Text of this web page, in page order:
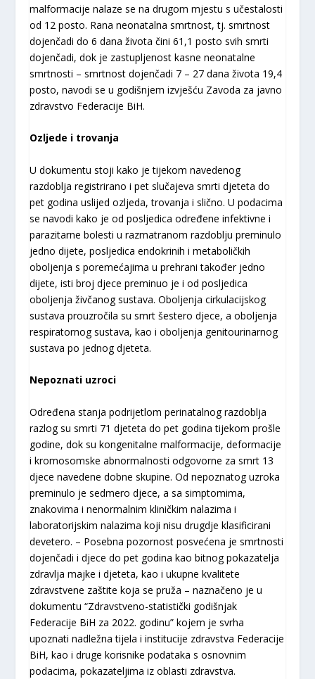
malformacije nalaze se na drugom mjestu s učestalosti
od 12 posto. Rana neonatalna smrtnost, tj. smrtnost
dojenčadi do 6 dana života čini 61,1 posto svih smrti
dojenčadi, dok je zastupljenost kasne neonatalne
smrtnosti – smrtnost dojenčadi 7 – 27 dana života 19,4
posto, navodi se u godišnjem izvješću Zavoda za javno
zdravstvo Federacije BiH.
Ozljede i trovanja
U dokumentu stoji kako je tijekom navedenog
razdoblja registrirano i pet slučajeva smrti djeteta do
pet godina uslijed ozljeda, trovanja i slično. U podacima
se navodi kako je od posljedica određene infektivne i
parazitarne bolesti u razmatranom razdoblju preminulo
jedno dijete, posljedica endokrinih i metaboličkih
oboljenja s poremećajima u prehrani također jedno
dijete, isti broj djece preminuo je i od posljedica
oboljenja živčanog sustava. Oboljenja cirkulacijskog
sustava prouzročila su smrt šestero djece, a oboljenja
respiratornog sustava, kao i oboljenja genitourinarnog
sustava po jednog djeteta.
Nepoznati uzroci
Određena stanja podrijetlom perinatalnog razdoblja
razlog su smrti 71 djeteta do pet godina tijekom prošle
godine, dok su kongenitalne malformacije, deformacije
i kromosomske abnormalnosti odgovorne za smrt 13
djece navedene dobne skupine. Od nepoznatog uzroka
preminulo je sedmero djece, a sa simptomima,
znakovima i nenormalnim kliničkim nalazima i
laboratorijskim nalazima koji nisu drugdje klasificirani
devetero. – Posebna pozornost posvećena je smrtnosti
dojenčadi i djece do pet godina kao bitnog pokazatelja
zdravlja majke i djeteta, kao i ukupne kvalitete
zdravstvene zaštite koja se pruža – naznačeno je u
dokumentu “Zdravstveno-statistički godišnjak
Federacije BiH za 2022. godinu” kojem je svrha
upoznati nadležna tijela i institucije zdravstva Federacije
BiH, kao i druge korisnike podataka s osnovnim
podacima, pokazateljima iz oblasti zdravstva.